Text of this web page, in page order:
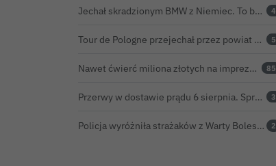
Jechał skradzionym BMW z Niemiec. To był dopiero początek problemów 33-latka 4
Tour de Pologne przejechał przez powiat bolesławiecki. Zobacz wideo z Zebrzydowej 5
Nawet ćwierć miliona złotych na imprezę restauratora. BOK nie chce ujawnić kosztów przed Świętem Ceramiki 85
Przerwy w dostawie prądu 6 sierpnia. Sprawdź, czy wyłączenia obejmą Twoją miejscowość 3
Policja wyróżniła strażaków z Warty Bolesławieckiej. To efekt nocnej akcji, która zakończyła się sukcesem 2